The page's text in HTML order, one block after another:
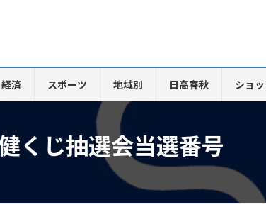
済 スポーツ 地域別 日高春秋 ショ
くじ抽選会当選番号